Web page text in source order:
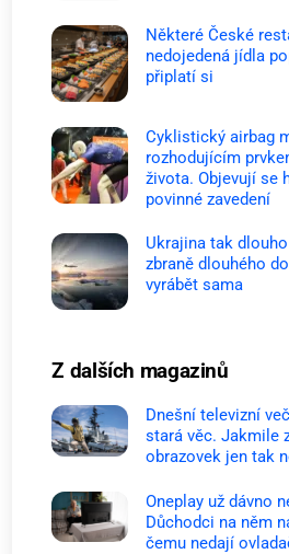
Některé České
nedojedená jídla
připlatí si
Cyklistický airbag
rozhodujícím
života. Objevují se
povinné zavedení
Ukrajina tak
zbraně dlouhého
vyrábět sama
Z dalších magazinů
Dnešní televizní
stará věc. Jakmile
obrazovek jen tak
Oneplay už dávno
Důchodci na něm
čemu nedají